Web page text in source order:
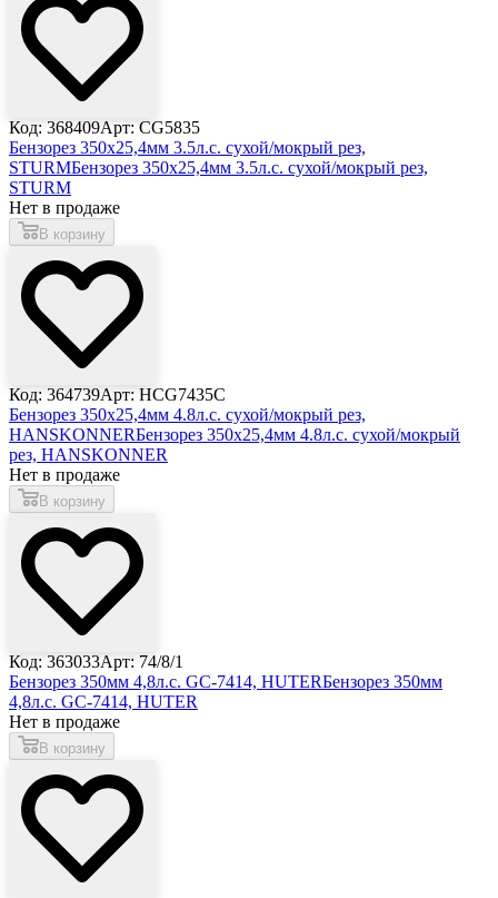
Код: 368409Арт: CG5835
Бензорез 350x25,4мм 3.5л.с. сухой/мокрый рез,
STURMБензорез 350x25,4мм 3.5л.с. сухой/мокрый рез,
STURM
Нет в продаже
В корзину
Код: 364739Арт: HCG7435C
Бензорез 350x25,4мм 4.8л.с. сухой/мокрый рез,
HANSKONNERБензорез 350x25,4мм 4.8л.с. сухой/мокрый
рез, HANSKONNER
Нет в продаже
В корзину
Код: 363033Арт: 74/8/1
Бензорез 350мм 4,8л.с. GC-7414, HUTERБензорез 350мм
4,8л.с. GC-7414, HUTER
Нет в продаже
В корзину